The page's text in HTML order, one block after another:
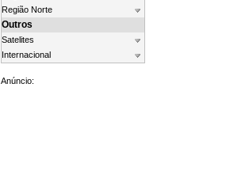
Região Norte
Outros
Satelites
Internacional
Anúncio: